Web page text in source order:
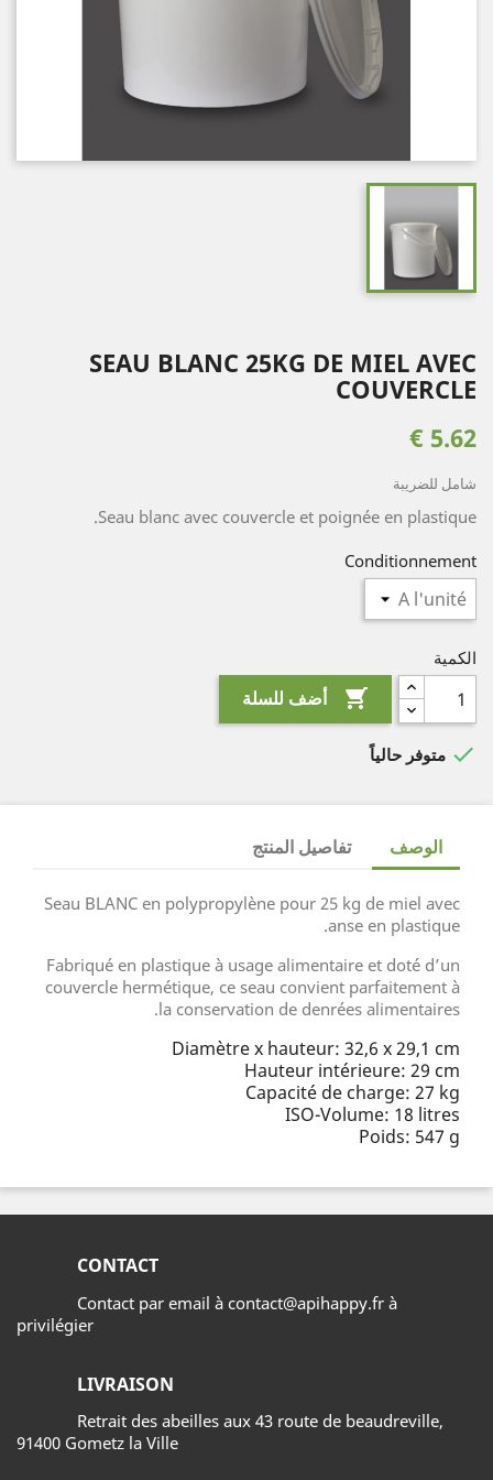
SEAU BLANC 25KG DE MIEL AVEC
COUVERCLE
5.62 €
شامل للضريبة
Seau blanc avec couvercle et poignée en plastique.
Conditionnement
الكمية
 أضف للسلة
 متوفر حالياً
الوصف تفاصيل المنتج
Seau BLANC en polypropylène pour 25 kg de miel avec
anse en plastique.
Fabriqué en plastique à usage alimentaire et doté d’un
couvercle hermétique, ce seau convient parfaitement à
la conservation de denrées alimentaires.
Diamètre x hauteur: 32,6 x 29,1 cm
Hauteur intérieure: 29 cm
Capacité de charge: 27 kg
ISO-Volume: 18 litres
Poids: 547 g
CONTACT
Contact par email à contact@apihappy.fr à
privilégier
LIVRAISON
Retrait des abeilles aux 43 route de beaudreville,
91400 Gometz la Ville